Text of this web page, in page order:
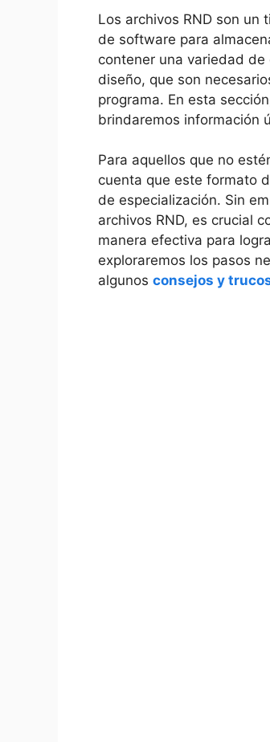
Los archivos RND son un
de software para
contener una variedad
diseño, que son
programa. En esta
brindaremos información
Para aquellos que no
cuenta que este formato
de especialización. Sin
archivos RND, es crucial
manera efectiva para
exploraremos los pasos
algunos consejos y